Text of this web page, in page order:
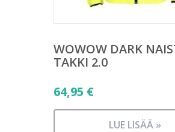
WOWOW DARK
TAKKI 2.0
64,95 €
LUE LISÄÄ »